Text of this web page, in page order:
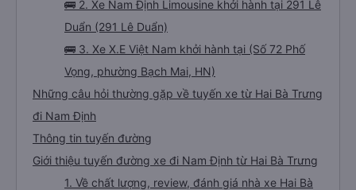
🚌 2. Xe Nam Định Limousine khởi hành tại 291 Lê
Duẩn (291 Lê Duẩn)
🚌 3. Xe X.E Việt Nam khởi hành tại (Số 72 Phố
Vọng, phường Bạch Mai, HN)
Những câu hỏi thường gặp về tuyến xe từ Hai Bà Trưng
đi Nam Định
Thông tin tuyến đường
Giới thiệu tuyến đường xe đi Nam Định từ Hai Bà Trưng
1. Về chất lượng, review, đánh giá nhà xe Hai Bà